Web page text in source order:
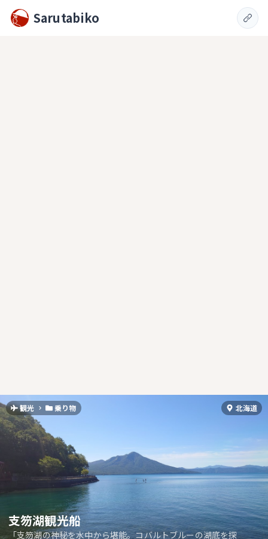
Sarutabiko
観光 乗り物 北海道
支笏湖観光船
「支笏湖の神秘を水中から堪能。コバルトブルーの湖底を探